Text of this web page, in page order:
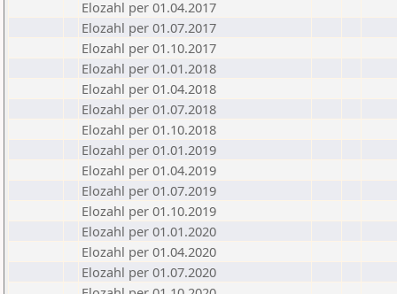
Elozahl per 01.04.2017
Elozahl per 01.07.2017
Elozahl per 01.10.2017
Elozahl per 01.01.2018
Elozahl per 01.04.2018
Elozahl per 01.07.2018
Elozahl per 01.10.2018
Elozahl per 01.01.2019
Elozahl per 01.04.2019
Elozahl per 01.07.2019
Elozahl per 01.10.2019
Elozahl per 01.01.2020
Elozahl per 01.04.2020
Elozahl per 01.07.2020